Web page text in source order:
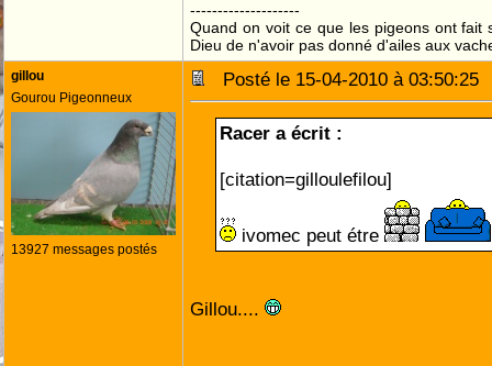
--------------------
Quand on voit ce que les pigeons ont fait
Dieu de n'avoir pas donné d'ailes aux
gillou
Gourou Pigeonneux
13927 messages postés
Posté le 15-04-2010 à
Racer a écrit :
[citation=gilloulefilou]
ivomec peut étre
Gillou....